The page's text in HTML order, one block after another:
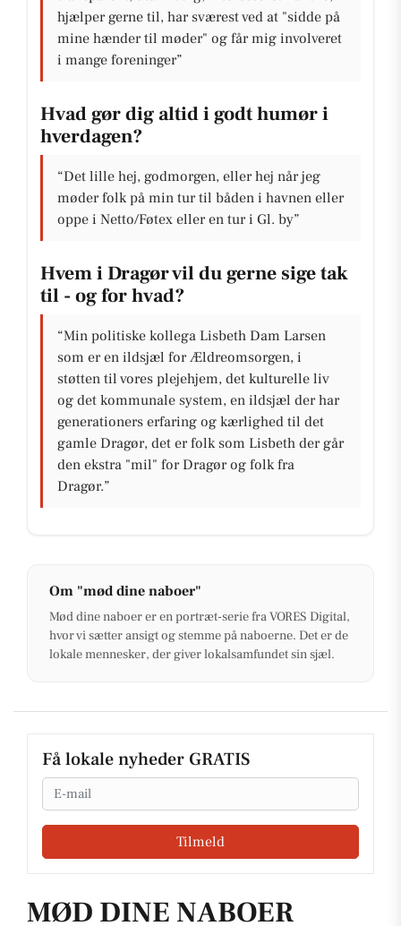
hjælper gerne til, har sværest ved at "sidde på
mine hænder til møder" og får mig involveret
i mange foreninger”
Hvad gør dig altid i godt humør i
hverdagen?
“Det lille hej, godmorgen, eller hej når jeg
møder folk på min tur til båden i havnen eller
oppe i Netto/Føtex eller en tur i Gl. by”
Hvem i Dragør vil du gerne sige tak
til - og for hvad?
“Min politiske kollega Lisbeth Dam Larsen
som er en ildsjæl for Ældreomsorgen, i
støtten til vores plejehjem, det kulturelle liv
og det kommunale system, en ildsjæl der har
generationers erfaring og kærlighed til det
gamle Dragør, det er folk som Lisbeth der går
den ekstra "mil" for Dragør og folk fra
Dragør.”
Om "mød dine naboer"
Mød dine naboer er en portræt-serie fra VORES Digital,
hvor vi sætter ansigt og stemme på naboerne. Det er de
lokale mennesker, der giver lokalsamfundet sin sjæl.
Få lokale nyheder GRATIS
Email
Tilmeld
MØD DINE NABOER